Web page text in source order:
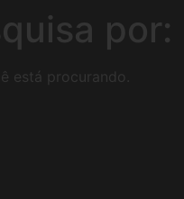
por:
está procurando.